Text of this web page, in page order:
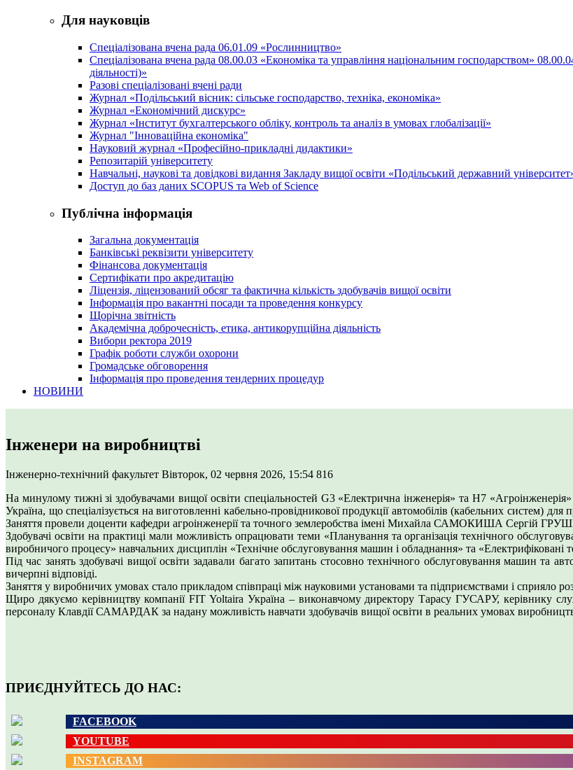
Для науковців
Спеціалізована вчена рада 06.01.09 «Рослинництво»
Спеціалізована вчена рада 08.00.03 «Економіка та управління національним господарством»
діяльності)»
Разові спеціалізовані вчені ради
Журнал «Подільський вісник: сільське господарство, техніка, економіка»
Журнал «Економічний дискурс»
Журнал «Інститут бухгалтерського обліку, контроль та аналіз в умовах глобалізації»
Журнал "Інноваційна економіка"
Науковий журнал «Професійно-прикладні дидактики»
Репозитарій університету
Навчальні, наукові та довідкові видання Закладу вищої освіти «Подільський державний
Доступ до баз даних SCOPUS та Web of Science
Публічна інформація
Загальна документація
Банківські реквізити університету
Фінансова документація
Сертифікати про акредитацію
Ліцензія, ліцензований обсяг та фактична кількість здобувачів вищої освіти
Інформація про вакантні посади та проведення конкурсу
Щорічна звітність
Академічна доброчесність, етика, антикорупційна діяльність
Вибори ректора 2019
Графік роботи служби охорони
Громадське обговорення
Інформація про проведення тендерних процедур
НОВИНИ
Інженери на виробництві
Інженерно-технічний факультет Вівторок, 02 червня 2026, 15:54 816
На минулому тижні зі здобувачами вищої освіти спеціальностей G3 «Електрична інженерія» та Н7
Україна, що спеціалізується на виготовленні кабельно-провідникової продукції автомобілів (кабельних систем)
Заняття провели доценти кафедри агроінженерії та точного землеробства імені Михайла САМОКИША Сергій
Здобувачі освіти на практиці мали можливість опрацювати теми «Планування та організація технічного
виробничого процесу» навчальних дисциплін «Технічне обслуговування машин і обладнання» та «Електрифіковані
Під час занять здобувачі вищої освіти задавали багато запитань стосовно технічного обслуговування машин та
вичерпні відповіді.
Заняття у виробничих умовах стало прикладом співпраці між науковими установами та підприємствами і сприяло
Щиро дякуємо керівництву компанії FIT Yoltaira Україна – виконавчому директору Тарасу ГУСАРУ,
персоналу Клавдії САМАРДАК за надану можливість навчати здобувачів вищої освіти в реальних умовах
ПРИЄДНУЙТЕСЬ ДО НАС:
FACEBOOK
YOUTUBE
INSTAGRAM